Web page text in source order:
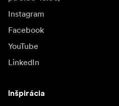
Instagram
Facebook
YouTube
LinkedIn
Inšpirácia